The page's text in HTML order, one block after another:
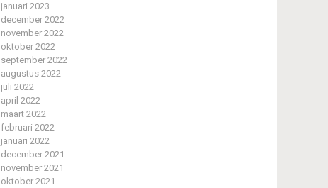
januari 2023
december 2022
november 2022
oktober 2022
september 2022
augustus 2022
juli 2022
april 2022
maart 2022
februari 2022
januari 2022
december 2021
november 2021
oktober 2021